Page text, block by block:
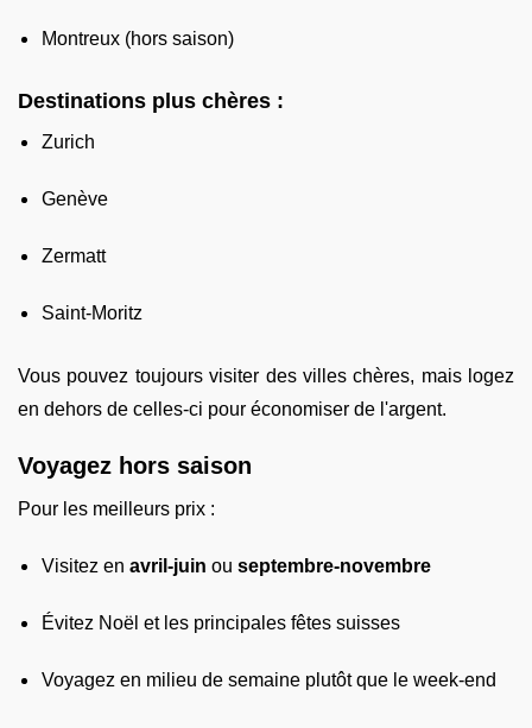
Montreux (hors saison)
Destinations plus chères :
Zurich
Genève
Zermatt
Saint-Moritz
Vous pouvez toujours visiter des villes chères, mais logez
en dehors de celles-ci pour économiser de l'argent.
Voyagez hors saison
Pour les meilleurs prix :
Visitez en avril-juin ou septembre-novembre
Évitez Noël et les principales fêtes suisses
Voyagez en milieu de semaine plutôt que le week-end